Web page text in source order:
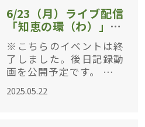
6/23（月）ライブ配信
「知恵の環（わ）」#3
（ゲスト：東海大学副
学長・木之内均さん）
※こちらのイベントは終
了しました。後日記録動
画を公開予定です。 オン
から生まれた“人々の知恵
2025.05.22